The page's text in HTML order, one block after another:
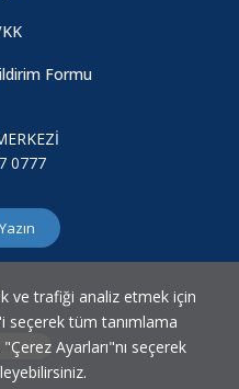
Formu
0777
ve trafiği analiz etmek için
seçerek tüm tanımlama
Ayarları"nı seçerek